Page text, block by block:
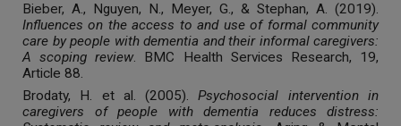
Bieber, A., Nguyen, N., Meyer, G., & Stephan, A. (2019).
Influences on the access to and use of formal community
care by people with dementia and their informal caregivers:
A scoping review. BMC Health Services Research, 19,
Article 88.
Brodaty, H. et al. (2005).Psychosocial intervention in
caregivers of people with dementia reduces distress: